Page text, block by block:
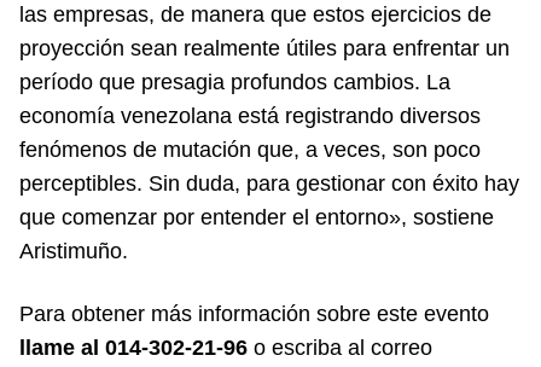
las empresas, de manera que estos ejercicios de
proyección sean realmente útiles para enfrentar un
período que presagia profundos cambios. La
economía venezolana está registrando diversos
fenómenos de mutación que, a veces, son poco
perceptibles. Sin duda, para gestionar con éxito hay
que comenzar por entender el entorno», sostiene
Aristimuño.
Para obtener más información sobre este evento
llame al 014-302-21-96 o escriba al correo